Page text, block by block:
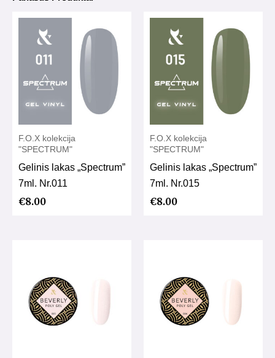
F.O.X kolekcija
"SPECTRUM"
Gelinis lakas „Spectrum”
7ml. Nr.011
€8.00
F.O.X kolekcija
"SPECTRUM"
Gelinis lakas „Spectrum”
7ml. Nr.015
€8.00